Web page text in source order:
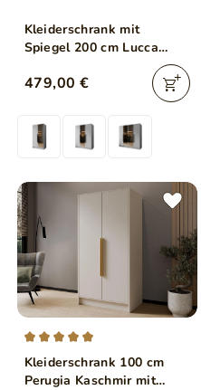
Kleiderschrank mit
Spiegel 200 cm Lucca
Griffen
479,00 €
Kleiderschrank 100 cm
Perugia Kaschmir mit